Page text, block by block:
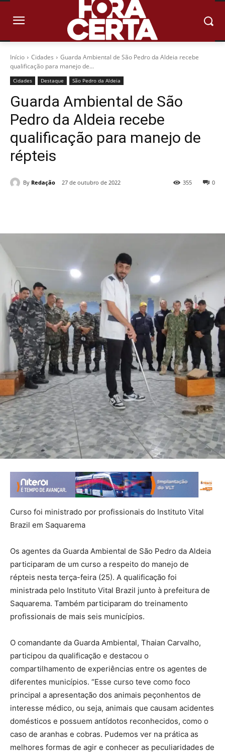
Início Cidades
Guarda Ambiental de São Pedro da Aldeia recebe
qualificação para manejo de...
Cidades Destaque São Pedro da Aldeia
Guarda Ambiental de São
Pedro da Aldeia recebe
qualificação para manejo de
répteis
By Redação 27 de outubro de 2022 0
355
Curso foi ministrado por profissionais do Instituto Vital
Brazil em Saquarema
Os agentes da Guarda Ambiental de São Pedro da Aldeia
participaram de um curso a respeito do manejo de
répteis nesta terça-feira (25). A qualificação foi
ministrada pelo Instituto Vital Brazil junto à prefeitura de
Saquarema. Também participaram do treinamento
profissionais de mais seis municípios.
O comandante da Guarda Ambiental, Thaian Carvalho,
participou da qualificação e destacou o
compartilhamento de experiências entre os agentes de
diferentes municípios. “Esse curso teve como foco
principal a apresentação dos animais peçonhentos de
interesse médico, ou seja, animais que causam acidentes
domésticos e possuem antídotos reconhecidos, como o
caso de aranhas e cobras. Pudemos ver na prática as
melhores formas de agir e conhecer as peculiaridades de